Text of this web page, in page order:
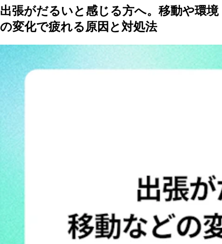
出張がだるいと感じる方へ。移動や環境
の変化で疲れる原因と対処法